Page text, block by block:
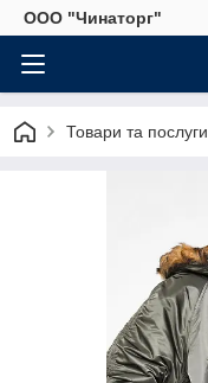
OOO "Чинаторг"
Товари та послуги